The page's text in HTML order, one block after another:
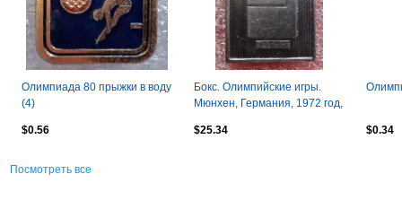
Олимпиада 80 прыжки в воду
(4)
$0.56
Бокс. Олимпийские игры.
Мюнхен, Германия, 1972 год,
$25.34
$0.34
Посмотреть все